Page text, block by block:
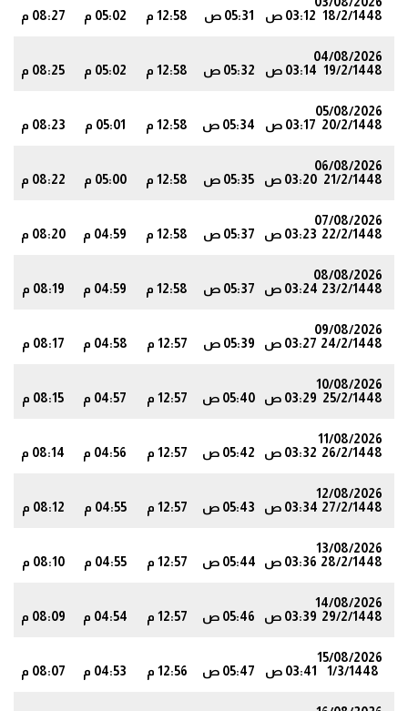
18/2/1448 03:12 ص 05:31 ص 12:58 م 05:02 م 08:27 م
04/08/2026
19/2/1448 03:14 ص 05:32 ص 12:58 م 05:02 م 08:25 م
05/08/2026
20/2/1448 03:17 ص 05:34 ص 12:58 م 05:01 م 08:23 م
06/08/2026
21/2/1448 03:20 ص 05:35 ص 12:58 م 05:00 م 08:22 م
07/08/2026
22/2/1448 03:23 ص 05:37 ص 12:58 م 04:59 م 08:20 م
08/08/2026
23/2/1448 03:24 ص 05:37 ص 12:58 م 04:59 م 08:19 م
09/08/2026
24/2/1448 03:27 ص 05:39 ص 12:57 م 04:58 م 08:17 م
10/08/2026
25/2/1448 03:29 ص 05:40 ص 12:57 م 04:57 م 08:15 م
11/08/2026
26/2/1448 03:32 ص 05:42 ص 12:57 م 04:56 م 08:14 م
12/08/2026
27/2/1448 03:34 ص 05:43 ص 12:57 م 04:55 م 08:12 م
13/08/2026
28/2/1448 03:36 ص 05:44 ص 12:57 م 04:55 م 08:10 م
14/08/2026
29/2/1448 03:39 ص 05:46 ص 12:57 م 04:54 م 08:09 م
15/08/2026
1/3/1448
03:41 ص 05:47 ص 12:56 م 04:53 م 08:07 م